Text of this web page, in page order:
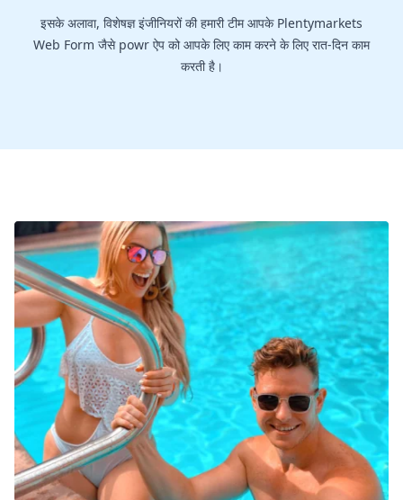
इसके अलावा, विशेषज्ञ इंजीनियरों की हमारी टीम आपके Plentymarkets
Web Form जैसे powr ऐप को आपके लिए काम करने के लिए रात-दिन काम
करती है।